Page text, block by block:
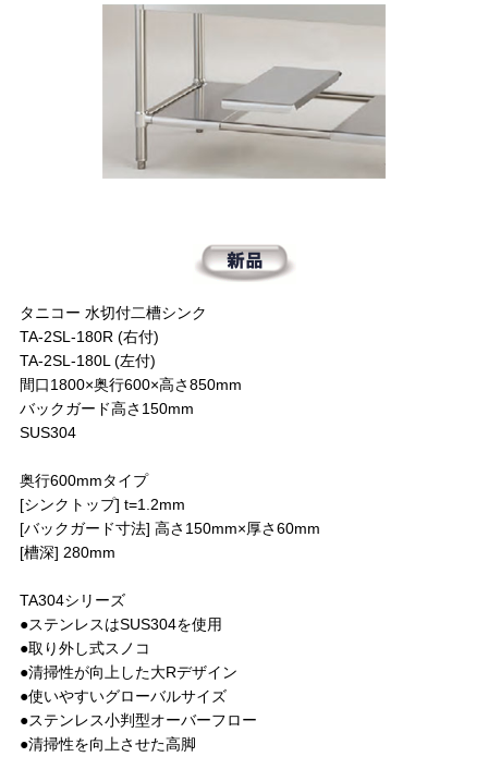
タニコー 水切付二槽シンク
TA-2SL-180R (右付)
TA-2SL-180L (左付)
間口1800×奥行600×高さ850mm
バックガード高さ150mm
SUS304
奥行600mmタイプ
[シンクトップ] t=1.2mm
[バックガード寸法] 高さ150mm×厚さ60mm
[槽深] 280mm
TA304シリーズ
●ステンレスはSUS304を使用
●取り外し式スノコ
●清掃性が向上した大Rデザイン
●使いやすいグローバルサイズ
●ステンレス小判型オーバーフロー
●清掃性を向上させた高脚